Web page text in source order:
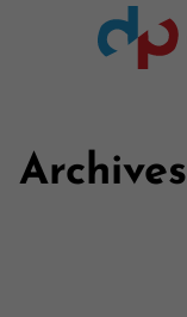
Archives